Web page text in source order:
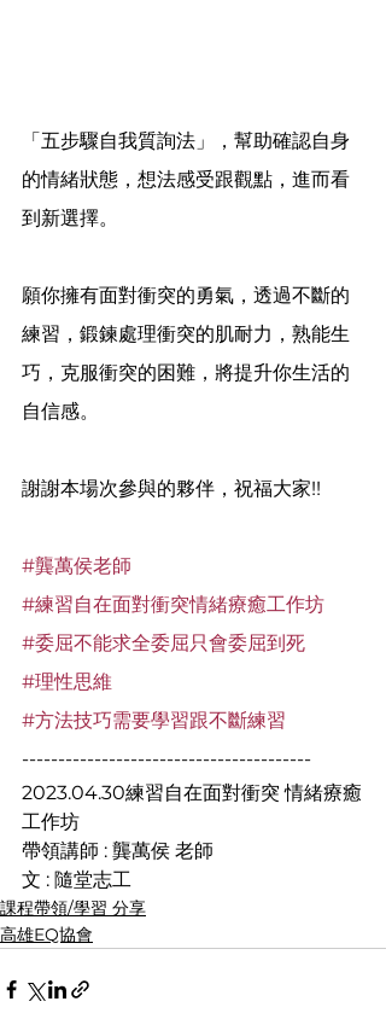
「五步驟自我質詢法」，幫助確認自身
的情緒狀態，想法感受跟觀點，進而看
到新選擇。
願你擁有面對衝突的勇氣，透過不斷的
練習，鍛鍊處理衝突的肌耐力，熟能生
巧，克服衝突的困難，將提升你生活的
自信感。
謝謝本場次參與的夥伴，祝福大家!!
#龔萬侯老師
#練習自在面對衝突情緒療癒工作坊
#委屈不能求全委屈只會委屈到死
#理性思維
#方法技巧需要學習跟不斷練習
----------------------------------------
2023.04.30練習自在面對衝突 情緒療癒
工作坊
帶領講師 : 龔萬侯 老師
文 : 隨堂志工
課程帶領/學習 分享
高雄EQ協會